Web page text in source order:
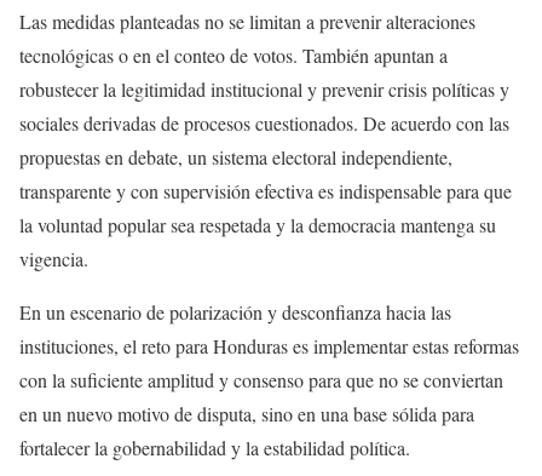
Las medidas planteadas no se limitan a prevenir alteraciones
tecnológicas o en el conteo de votos. También apuntan a
robustecer la legitimidad institucional y prevenir crisis políticas y
sociales derivadas de procesos cuestionados. De acuerdo con las
propuestas en debate, un sistema electoral independiente,
transparente y con supervisión efectiva es indispensable para que
la voluntad popular sea respetada y la democracia mantenga su
vigencia.
En un escenario de polarización y desconfianza hacia las
instituciones, el reto para Honduras es implementar estas reformas
con la suficiente amplitud y consenso para que no se conviertan
en un nuevo motivo de disputa, sino en una base sólida para
fortalecer la gobernabilidad y la estabilidad política.